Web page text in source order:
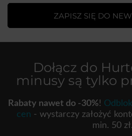
ZAPISZ SIĘ DO
Dołącz do
minusy są tylko
Rabaty nawet do -30%!
cen - wystarczy założyć
min. 50 zł.